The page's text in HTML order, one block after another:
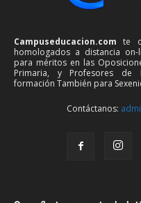
Campuseducacion.com te
homologados a distancia
para méritos en las
Primaria, y Profesores de
formación También para
Contáctanos: